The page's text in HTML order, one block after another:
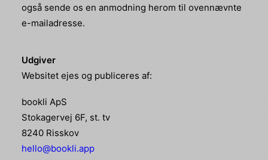
også sende os en anmodning herom til ovennævnte
e-mailadresse.
Udgiver
Websitet ejes og publiceres af:
bookli ApS
Stokagervej 6F, st. tv
8240 Risskov
hello@bookli.app